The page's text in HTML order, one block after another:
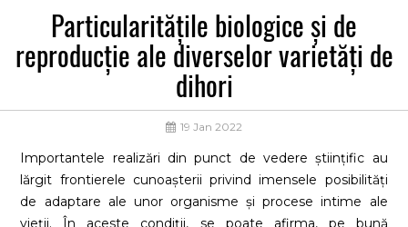
Particularitățile biologice și de
reproducție ale diverselor varietăți de
dihori
19 Jan 2022
Importantele realizări din punct de vedere științific au
lărgit frontierele cunoașterii privind imensele posibilități
de adaptare ale unor organisme și procese intime ale
vieții. În aceste condiții, se poate afirma, pe bună